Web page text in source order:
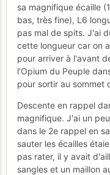
sa magnifique écaille
bas, très fine), L6
pas mal de spits. J'ai
cette longueur car on
pour arriver à l'avant
l'Opium du Peuple
pour sortir au sommet
Descente en rappel
magnifique. J'ai un
dans le 2e rappel en
sauter les écailles
pas rater, il y avait
sangles et un maillon